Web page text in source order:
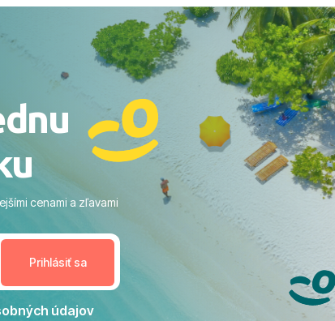
najviac: ​Skvelé
​Gastro zážitok:
Nádherné, čisté
udržiavaná pláž
mora a teple
a
bol
relax.
s čistým
kto hľadá
na vysokej
cenami a zľavami
údajov